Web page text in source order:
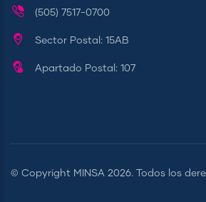
(505) 7517-0700
Sector Postal: 15AB
Apartado Postal: 107
© Copyright MINSA 2026. Todos los